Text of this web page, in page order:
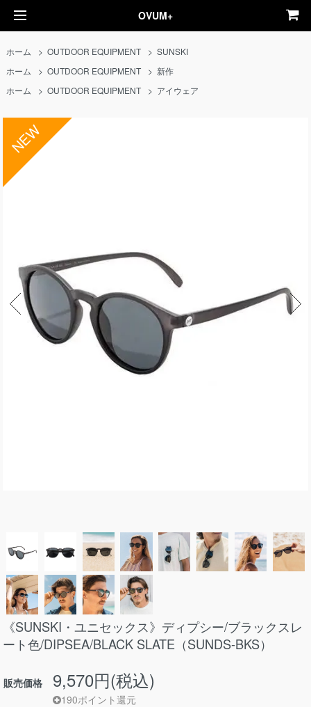
OVUM+
ホーム >OUTDOOR EQUIPMENT >SUNSKI
ホーム
>OUTDOOR EQUIPMENT > 新作
ホーム
>OUTDOOR EQUIPMENT > アイウェア
NEW
《SUNSKI・ユニセックス》ディプシー/ブラックスレ
ート色/DIPSEA/BLACK SLATE（SUNDS-BKS）
販売価格 9,570円(税込)
190ポイント還元